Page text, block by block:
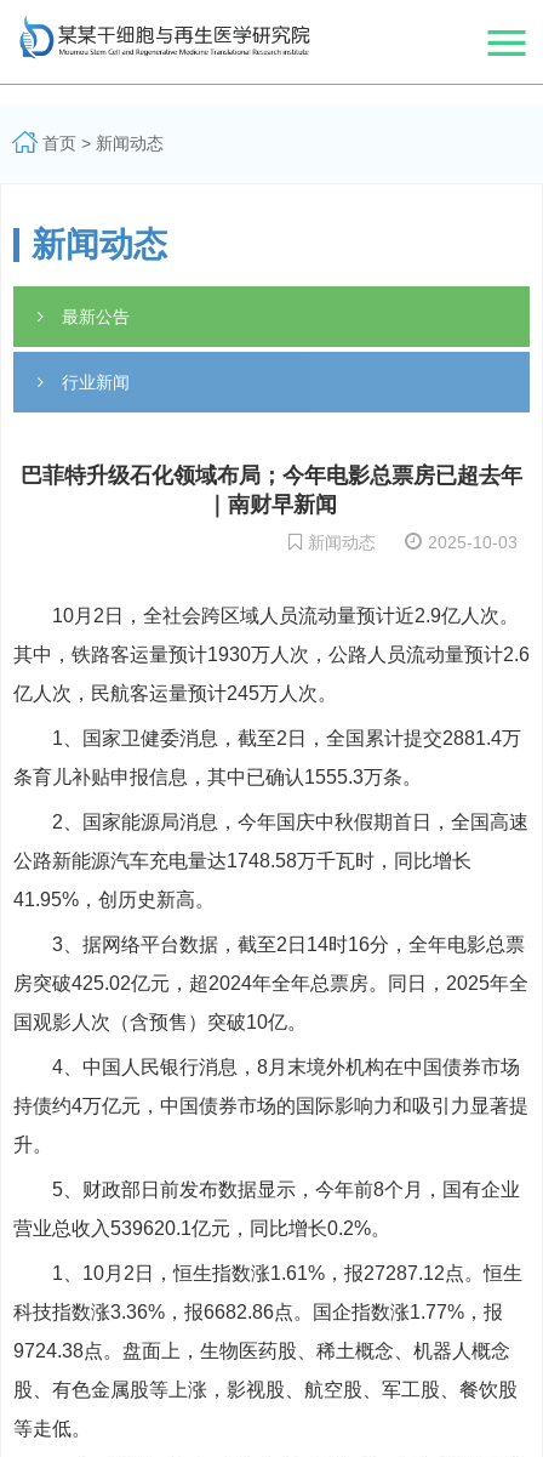
首页> 新闻动态
新闻动态
最新公告
行业新闻
巴菲特升级石化领域布局；今年电影总票房已超去年
｜南财早新闻
新闻动态 2025-10-03
10月2日，全社会跨区域人员流动量预计近2.9亿人次。
其中，铁路客运量预计1930万人次，公路人员流动量预计2.6
亿人次，民航客运量预计245万人次。
1、国家卫健委消息，截至2日，全国累计提交2881.4万
条育儿补贴申报信息，其中已确认1555.3万条。
2、国家能源局消息，今年国庆中秋假期首日，全国高速
公路新能源汽车充电量达1748.58万千瓦时，同比增长
41.95%，创历史新高。
3、据网络平台数据，截至2日14时16分，全年电影总票
房突破425.02亿元，超2024年全年总票房。同日，2025年全
国观影人次（含预售）突破10亿。
4、中国人民银行消息，8月末境外机构在中国债券市场
持债约4万亿元，中国债券市场的国际影响力和吸引力显著提
升。
5、财政部日前发布数据显示，今年前8个月，国有企业
营业总收入539620.1亿元，同比增长0.2%。
1、10月2日，恒生指数涨1.61%，报27287.12点。恒生
科技指数涨3.36%，报6682.86点。国企指数涨1.77%，报
9724.38点。盘面上，生物医药股、稀土概念、机器人概念
股、有色金属股等上涨，影视股、航空股、军工股、餐饮股
等走低。